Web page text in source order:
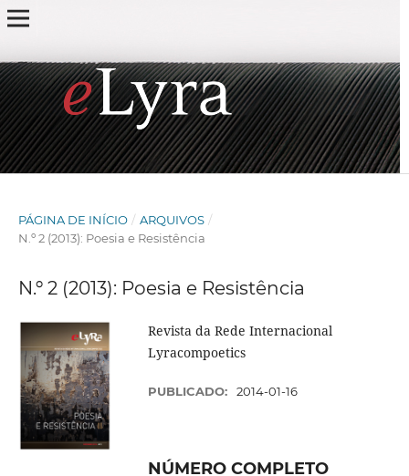
PÁGINA DE INÍCIO / ARQUIVOS /
N.º 2 (2013): Poesia e Resistência
N.º 2 (2013): Poesia e Resistência
Revista da Rede Internacional
Lyracompoetics
PUBLICADO: 2014-01-16
NÚMERO COMPLETO